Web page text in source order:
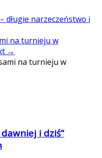
długie narzeczeństwo i
na turnieju w
→
i dziś”